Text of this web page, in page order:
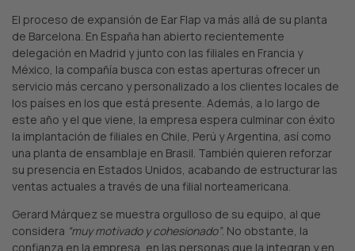
El proceso de expansión de Ear Flap va más allá de su planta
de Barcelona. En España han abierto recientemente
delegación en Madrid y junto con las filiales en Francia y
México, la compañía busca con estas aperturas ofrecer un
servicio más cercano y personalizado a los clientes locales de
los países en los que está presente. Además, a lo largo de
este año y el que viene, la empresa espera culminar con éxito
la implantación de filiales en Chile, Perú y Argentina, así como
una planta de ensamblaje en Brasil. También quieren reforzar
su presencia en Estados Unidos, acabando de estructurar las
ventas actuales a través de una filial norteamericana.
Gerard Márquez se muestra orgulloso de su equipo, al que
considera “muy motivado y cohesionado”. No obstante, la
confianza en la empresa, en las personas que la integran y en